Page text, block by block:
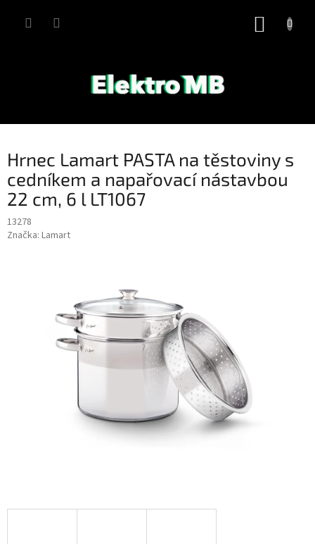
Hrnec Lamart PASTA na těstoviny s
cedníkem a napařovací nástavbou
22 cm, 6 l LT1067
13278
Značka: Lamart